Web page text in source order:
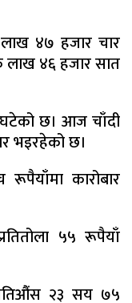
४७ हजार चार
लाख ४६ हजार सात
घटेको छ। आज चाँदी
भइरहेको छ।
रूपैयाँमा कारोबार
५५ रूपैयाँ
२३ सय ७५